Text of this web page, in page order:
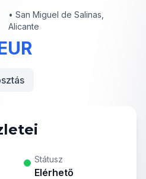
•San Miguel de Salinas,
Alicante
Státusz
Elérhető